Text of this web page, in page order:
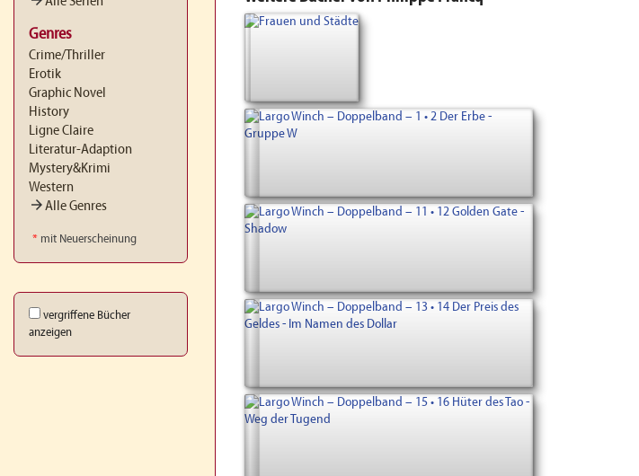
Genres
Crime/Thriller
Erotik
Graphic Novel
History
Ligne Claire
Literatur-Adaption
Mystery&Krimi
Western
arrow_forwardAlle Genres
* mit Neuerscheinung
vergriffene Bücher
anzeigen